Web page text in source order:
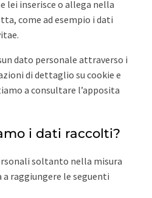
lei inserisce o allega nella
come ad esempio i dati
dato personale attraverso i
di dettaglio su cookie e
a consultare l’apposita
i dati raccolti?
soltanto nella misura
raggiungere le seguenti